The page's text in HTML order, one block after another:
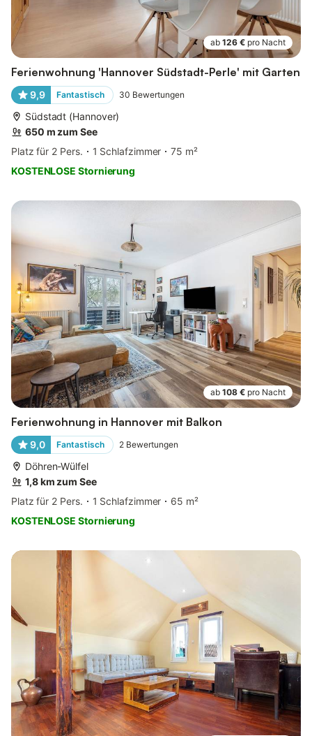
ab 126 € pro Nacht
Ferienwohnung 'Hannover Südstadt-Perle' mit Garten
9,9 Fantastisch 30 Bewertungen
Südstadt (Hannover)
650 m zum See
Platz für 2 Pers.
1 Schlafzimmer
75 m²
KOSTENLOSE Stornierung
ab 108 € pro Nacht
Ferienwohnung in Hannover mit Balkon
9,0 Fantastisch 2 Bewertungen
Döhren-Wülfel
1,8 km zum See
Platz für 2 Pers.
1 Schlafzimmer
65 m²
KOSTENLOSE Stornierung